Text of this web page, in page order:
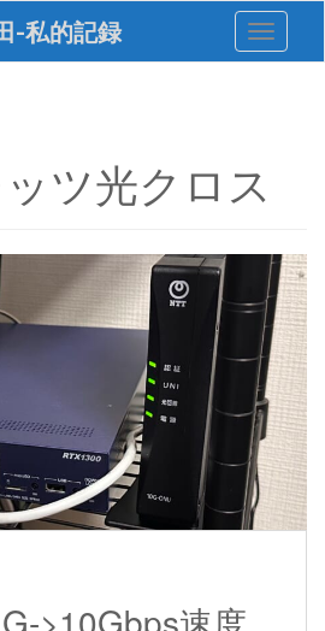
-私的記録 Toggle
ツ光クロス
>10Gbps速度